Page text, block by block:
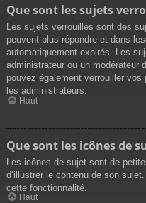
Que sont les sujets
Les sujets verrouillés sont des
peuvent plus répondre et dans
automatiquement expirés. Les
administrateur ou un modérateur
pouvez également verrouiller
les administrateurs.
Haut
Que sont les icônes de
Les icônes de sujet sont de
d’illustrer le contenu de son
cette fonctionnalité.
Haut